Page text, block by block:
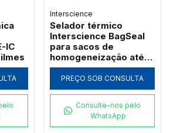
IC
Interscience
Selador térmico
Interscience BagSeal
para sacos de
homogeneização até
2000ml
PREÇO SOB CONSULTA
Consulte-nos pelo
WhatsApp